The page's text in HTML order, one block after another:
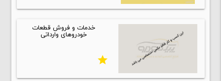
خدمات و فروش قطعات
خودروهای وارداتی
star